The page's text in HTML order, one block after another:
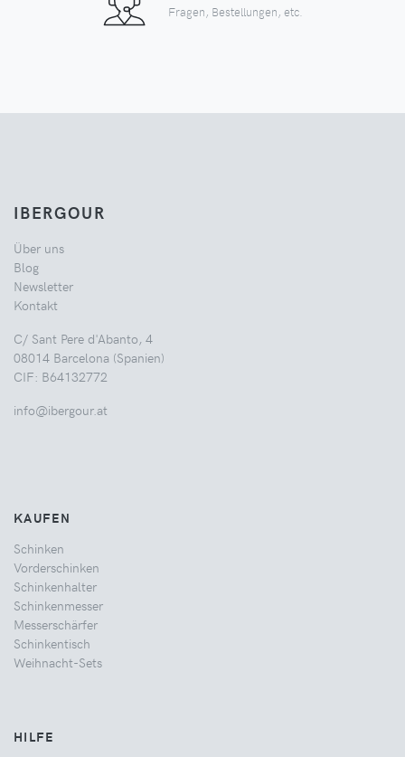
Fragen, Bestellungen, etc.
IBERGOUR
Über uns
Blog
Newsletter
Kontakt
C/ Sant Pere d'Abanto, 4
08014 Barcelona (Spanien)
CIF: B64132772
info@ibergour.at
KAUFEN
Schinken
Vorderschinken
Schinkenhalter
Schinkenmesser
Messerschärfer
Schinkentisch
Weihnacht-Sets
HILFE